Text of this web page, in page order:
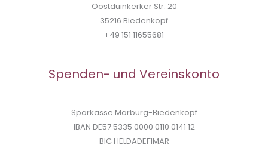
Oostduinkerker Str. 20
35216 Biedenkopf
+49 151 11655681
Spenden- und Vereinskonto
Sparkasse Marburg-Biedenkopf
IBAN DE57 5335 0000 0110 0141 12
BIC HELDADEF1MAR